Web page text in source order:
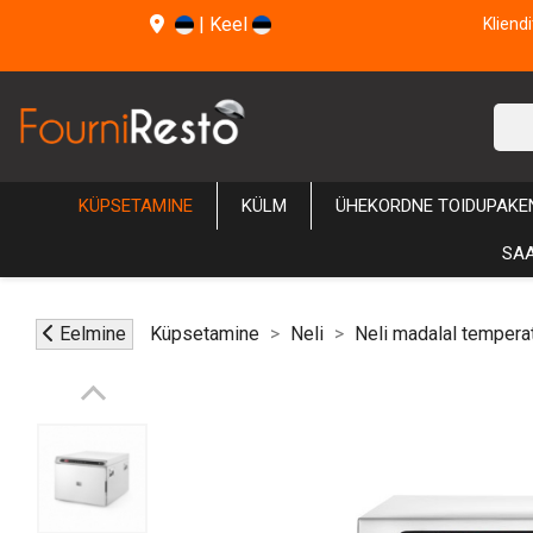
| Keel
KÜPSETAMINE KÜLM ÜHEKORDNE
Eelmine Küpsetamine Neli Neli madalal